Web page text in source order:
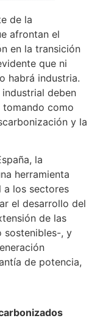
de la
afrontan el
en la transición
que ni
habrá industria.
deben
tomando como
y la
la
herramienta
los sectores
el desarrollo del
de las
sostenibles-, y
de potencia,